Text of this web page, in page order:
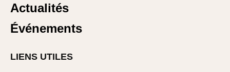
Actualités
Événements
LIENS UTILES